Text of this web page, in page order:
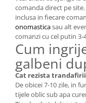
comanda direct pe
inclusa in fiecare
onomasticasau alt
comanzi cu cel putin
Cum
galbeni
Cat rezista
De obicei 7-10 zile, in
tijele oblic sub apa